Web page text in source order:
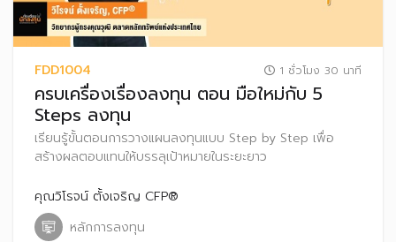
FDD1004 1 ชั่วโมง 30 นาที
ครบเครื่องเรื่องลงทุน ตอน มือใหม่กับ 5
Steps ลงทุน
เรียนรู้ขั้นตอนการวางแผนลงทุนแบบ Step by Step เพื่อ
สร้างผลตอบแทนให้บรรลุเป้าหมายในระยะยาว
คุณวิโรจน์ ตั้งเจริญ CFP®
หลักการลงทุน